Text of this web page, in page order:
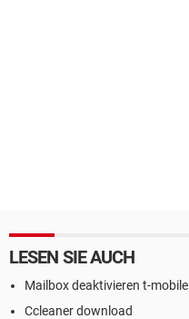
LESEN SIE AUCH
Mailbox deaktivieren t-mobile
Ccleaner download